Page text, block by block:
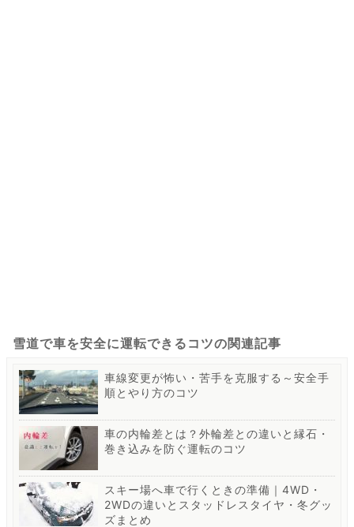
雪道で車を安全に運転できるコツの関連記事
車線変更が怖い・苦手を克服する～安全手
順とやり方のコツ
車の内輪差とは？外輪差との違いと縁石・
巻き込みを防ぐ運転のコツ
スキー場へ車で行くときの準備｜4WD・
2WDの違いとスタッドレスタイヤ・冬グッ
ズまとめ